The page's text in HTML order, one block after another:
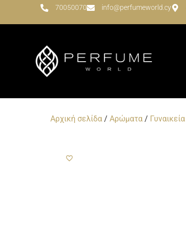
70050070 info@perfumeworld.cy
Αρχική σελίδα / Αρώματα / Γυναικεία